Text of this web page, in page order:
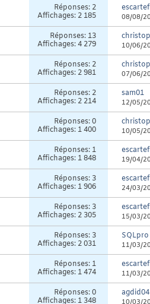
Réponses: 2
Affichages: 2 185
08/08/
Réponses: 13
Affichages: 4 279
10/06/
Réponses: 2
Affichages: 2 981
07/06/
Réponses: 2
Affichages: 2 214
sam01
12/05/
Réponses:0
Affichages: 1 400
10/05/
Réponses: 1
Affichages: 1 848
19/04/
Réponses: 3
Affichages: 1 906
24/03/
Réponses: 3
Affichages: 2 305
15/03/
Réponses: 3
Affichages: 2 031
SQLpro
11/03/
Réponses: 1
Affichages: 1 474
11/03/
Réponses:0
Affichages: 1 348
agdid04
10/03/